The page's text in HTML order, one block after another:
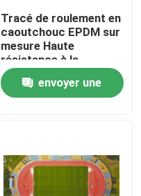
Tracé de roulement en
caoutchouc EPDM sur
mesure Haute
résistance à la
traction de 0,88
N/Mm2envoyer une